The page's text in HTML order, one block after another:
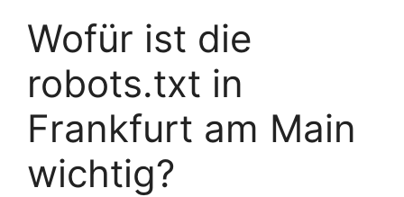
Wofür ist die
robots.txt in
Frankfurt am Main
wichtig?